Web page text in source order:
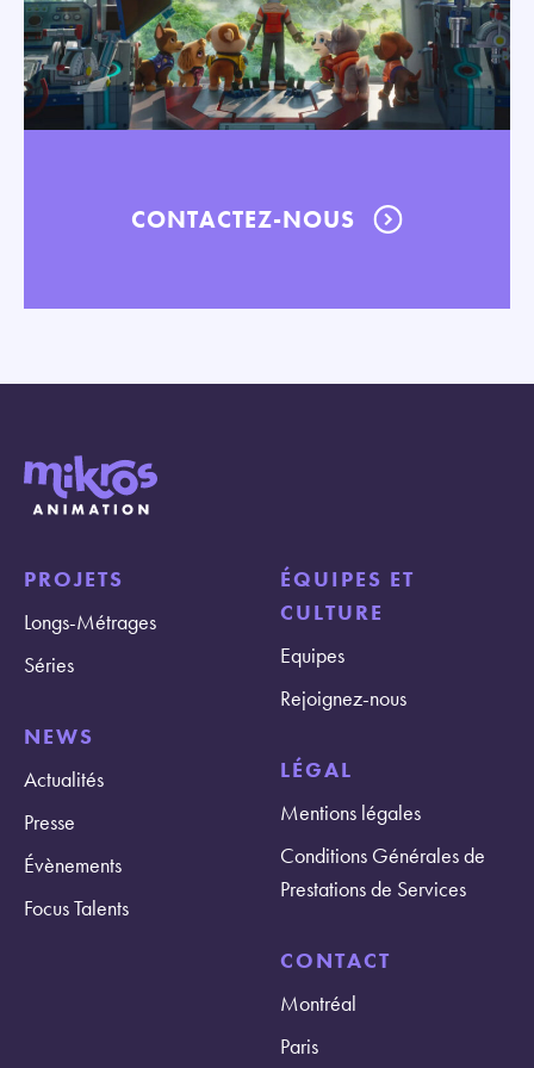
CONTACTEZ-NOUS
PROJETS
Longs-Métrages
Séries
NEWS
Actualités
Presse
Évènements
Focus Talents
ÉQUIPES ET
CULTURE
Equipes
Rejoignez-nous
LÉGAL
Mentions légales
Conditions Générales de
Prestations de Services
CONTACT
Montréal
Paris